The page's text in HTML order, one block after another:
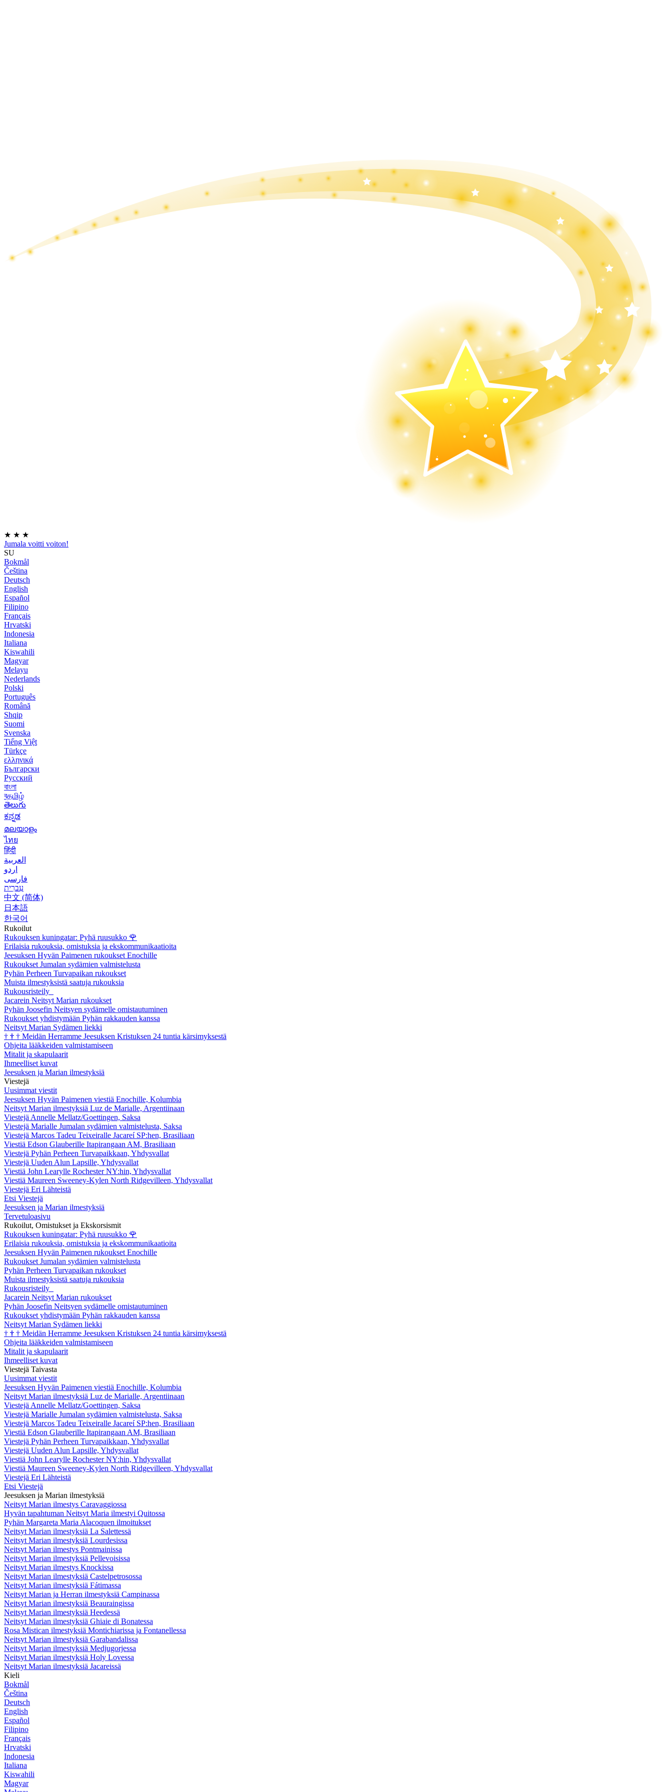
★ ★ ★
Jumala voitti voiton!
SU
Bokmål
Čeština
Deutsch
English
Español
Filipino
Français
Hrvatski
Indonesia
Italiana
Kiswahili
Magyar
Melayu
Nederlands
Polski
Português
Română
Shqip
Suomi
Svenska
Tiếng Việt
Türkçe
ελληνικά
Български
Русский
বাংলা
বதமிழ்
తెలుగు
ಕನ್ನಡ
മലയാളം
ไทย
हिंदी
العربية
اردو
فارسی
עִברִית
中文 (简体)
日本語
한국어
Rukoilut
Rukouksen kuningatar: Pyhä ruusukko 🌹
Erilaisia rukouksia, omistuksia ja ekskommunikaatioita
Jeesuksen Hyvän Paimenen rukoukset Enochille
Rukoukset Jumalan sydämien valmistelusta
Pyhän Perheen Turvapaikan rukoukset
Muista ilmestyksistä saatuja rukouksia
Rukousristeily
Jacarein Neitsyt Marian rukoukset
Pyhän Joosefin Neitsyen sydämelle omistautuminen
Rukoukset yhdistymään Pyhän rakkauden kanssa
Neitsyt Marian Sydämen liekki
† † † Meidän Herramme Jeesuksen Kristuksen 24 tuntia kärsimyksestä
Ohjeita lääkkeiden valmistamiseen
Mitalit ja skapulaarit
Ihmeelliset kuvat
Jeesuksen ja Marian ilmestyksiä
Viestejä
Uusimmat viestit
Jeesuksen Hyvän Paimenen viestiä Enochille, Kolumbia
Neitsyt Marian ilmestyksiä Luz de Marialle, Argentiinaan
Viestejä Annelle Mellatz/Goettingen, Saksa
Viestejä Marialle Jumalan sydämien valmistelusta, Saksa
Viestejä Marcos Tadeu Teixeiralle Jacareí SP:hen, Brasiliaan
Viestiä Edson Glauberille Itapirangaan AM, Brasiliaan
Viestejä Pyhän Perheen Turvapaikkaan, Yhdysvallat
Viestejä Uuden Alun Lapsille, Yhdysvallat
Viestiä John Learylle Rochester NY:hin, Yhdysvallat
Viestiä Maureen Sweeney-Kylen North Ridgevilleen, Yhdysvallat
Viestejä Eri Lähteistä
Etsi Viestejä
Jeesuksen ja Marian ilmestyksiä
Tervetuloasivu
Rukoilut, Omistukset ja Ekskorsismit
Rukouksen kuningatar: Pyhä ruusukko 🌹
Erilaisia rukouksia, omistuksia ja ekskommunikaatioita
Jeesuksen Hyvän Paimenen rukoukset Enochille
Rukoukset Jumalan sydämien valmistelusta
Pyhän Perheen Turvapaikan rukoukset
Muista ilmestyksistä saatuja rukouksia
Rukousristeily
Jacarein Neitsyt Marian rukoukset
Pyhän Joosefin Neitsyen sydämelle omistautuminen
Rukoukset yhdistymään Pyhän rakkauden kanssa
Neitsyt Marian Sydämen liekki
† † † Meidän Herramme Jeesuksen Kristuksen 24 tuntia kärsimyksestä
Ohjeita lääkkeiden valmistamiseen
Mitalit ja skapulaarit
Ihmeelliset kuvat
Viestejä Taivasta
Uusimmat viestit
Jeesuksen Hyvän Paimenen viestiä Enochille, Kolumbia
Neitsyt Marian ilmestyksiä Luz de Marialle, Argentiinaan
Viestejä Annelle Mellatz/Goettingen, Saksa
Viestejä Marialle Jumalan sydämien valmistelusta, Saksa
Viestejä Marcos Tadeu Teixeiralle Jacareí SP:hen, Brasiliaan
Viestiä Edson Glauberille Itapirangaan AM, Brasiliaan
Viestejä Pyhän Perheen Turvapaikkaan, Yhdysvallat
Viestejä Uuden Alun Lapsille, Yhdysvallat
Viestiä John Learylle Rochester NY:hin, Yhdysvallat
Viestiä Maureen Sweeney-Kylen North Ridgevilleen, Yhdysvallat
Viestejä Eri Lähteistä
Etsi Viestejä
Jeesuksen ja Marian ilmestyksiä
Neitsyt Marian ilmestys Caravaggiossa
Hyvän tapahtuman Neitsyt Maria ilmestyi Quitossa
Pyhän Margareta Maria Alacoquen ilmoitukset
Neitsyt Marian ilmestyksiä La Salettessä
Neitsyt Marian ilmestyksiä Lourdesissa
Neitsyt Marian ilmestys Pontmainissa
Neitsyt Marian ilmestyksiä Pellevoisissa
Neitsyt Marian ilmestys Knockissa
Neitsyt Marian ilmestyksiä Castelpetrosossa
Neitsyt Marian ilmestyksiä Fátimassa
Neitsyt Marian ja Herran ilmestyksiä Campinassa
Neitsyt Marian ilmestyksiä Beauraingissa
Neitsyt Marian ilmestyksiä Heedessä
Neitsyt Marian ilmestyksiä Ghiaie di Bonatessa
Rosa Mistican ilmestyksiä Montichiarissa ja Fontanellessa
Neitsyt Marian ilmestyksiä Garabandalissa
Neitsyt Marian ilmestyksiä Medjugorjessa
Neitsyt Marian ilmestyksiä Holy Lovessa
Neitsyt Marian ilmestyksiä Jacareissä
Kieli
Bokmål
Čeština
Deutsch
English
Español
Filipino
Français
Hrvatski
Indonesia
Italiana
Kiswahili
Magyar